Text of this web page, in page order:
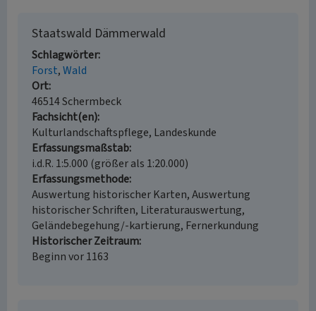
Staatswald Dämmerwald
Schlagwörter
Forst Wald
Ort
46514 Schermbeck
Fachsicht(en)
Kulturlandschaftspflege, Landeskunde
Erfassungsmaßstab
i.d.R. 1:5.000 (größer als 1:20.000)
Erfassungsmethode
Auswertung historischer Karten, Auswertung
historischer Schriften, Literaturauswertung,
Geländebegehung/-kartierung, Fernerkundung
Historischer Zeitraum
Beginn vor 1163